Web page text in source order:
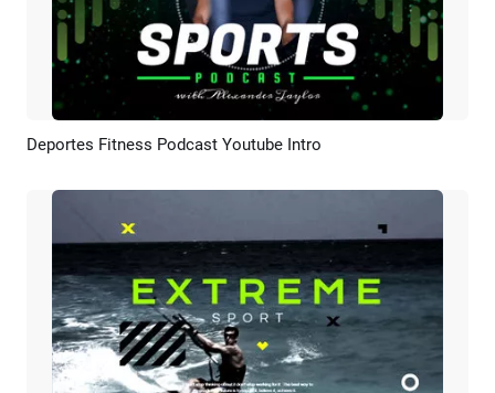
Previsualizar Crear IA
Deportes Fitness Podcast Youtube Intro